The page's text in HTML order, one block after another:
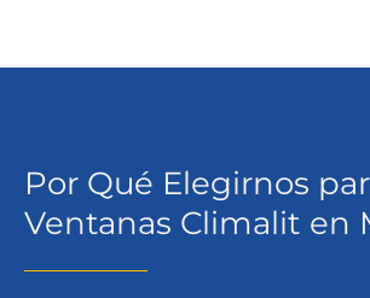
Por Qué Elegirnos
Ventanas Climalit en